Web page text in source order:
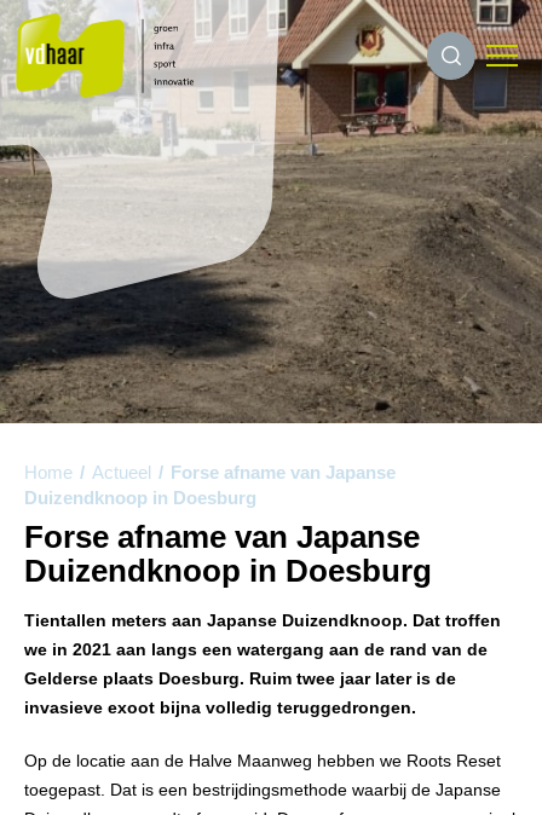
Home / Actueel / Forse afname van Japanse
Duizendknoop in Doesburg
Forse afname van Japanse
Duizendknoop in Doesburg
Tientallen meters aan Japanse Duizendknoop. Dat troffen
we in 2021 aan langs een watergang aan de rand van de
Gelderse plaats Doesburg. Ruim twee jaar later is de
invasieve exoot bijna volledig teruggedrongen.
Op de locatie aan de Halve Maanweg hebben we Roots Reset
toegepast. Dat is een bestrijdingsmethode waarbij de Japanse